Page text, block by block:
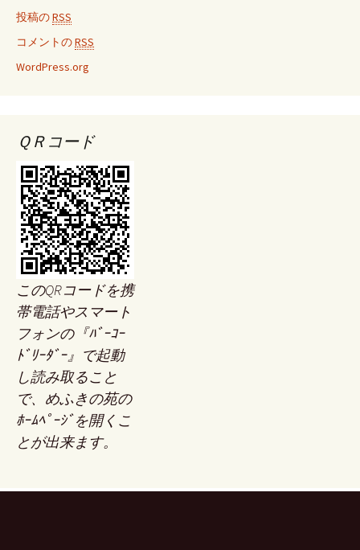
投稿のRSS
コメントのRSS
WordPress.org
ＱＲコード
このQRコードを携
帯電話やスマート
フォンの『ﾊﾞｰｺｰ
ﾄﾞﾘｰﾀﾞｰ』で起動
し読み取ること
で、めふきの苑の
ﾎｰﾑﾍﾟｰｼﾞを開くこ
とが出来ます。